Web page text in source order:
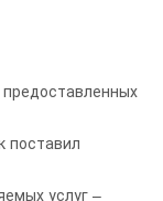
предоставленных
поставил
услуг –